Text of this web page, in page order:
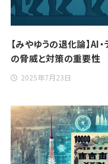
【みやゆうの退化論】AI
の脅威と対策の重要性
2025年7月23日